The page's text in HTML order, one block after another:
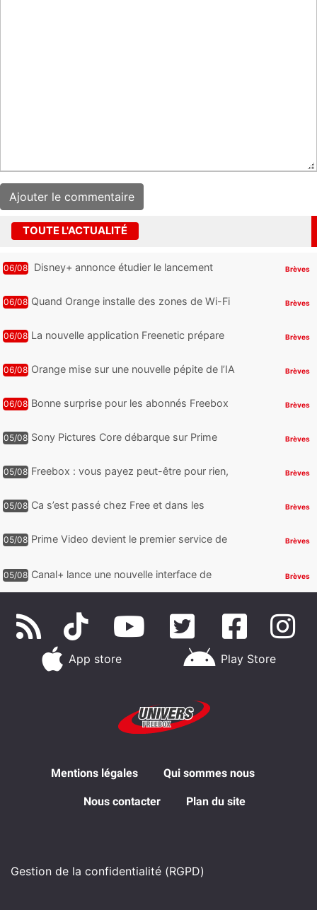
TOUTE L'ACTUALITÉ
06/08
Disney+ annonce étudier le lancement
Brèves
06/08 Quand Orange installe des zones de Wi-Fi
Brèves
06/08 La nouvelle application Freenetic prépare
Brèves
06/08 Orange mise sur une nouvelle pépite de l’IA Brèves
06/08 Bonne surprise pour les abonnés Freebox
Brèves
05/08 Sony Pictures Core débarque sur Prime
Brèves
05/08 Freebox : vous payez peut-être pour rien,
Brèves
05/08 Ca s’est passé chez Free et dans les
Brèves
05/08 Prime Video devient le premier service de
Brèves
05/08 Canal+ lance une nouvelle interface de
Brèves
App store Play Store
Mentions légales Qui sommes nous
Nous contacter Plan du site
Gestion de la confidentialité (RGPD)